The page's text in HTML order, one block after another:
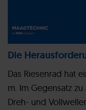
Die
Das Riesenrad hat
m. Im Gegensatz
Dreh- und